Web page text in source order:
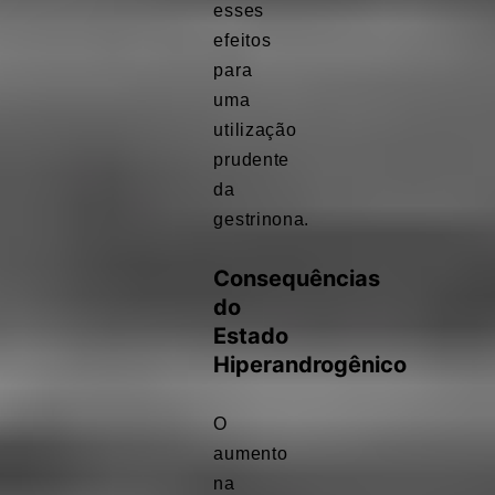
esses
efeitos
para
uma
utilização
prudente
da
gestrinona.
Consequências
do
Estado
Hiperandrogênico
O
aumento
na